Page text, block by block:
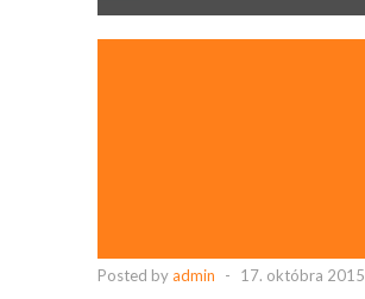
Posted byadmin - 17. októbra 2015